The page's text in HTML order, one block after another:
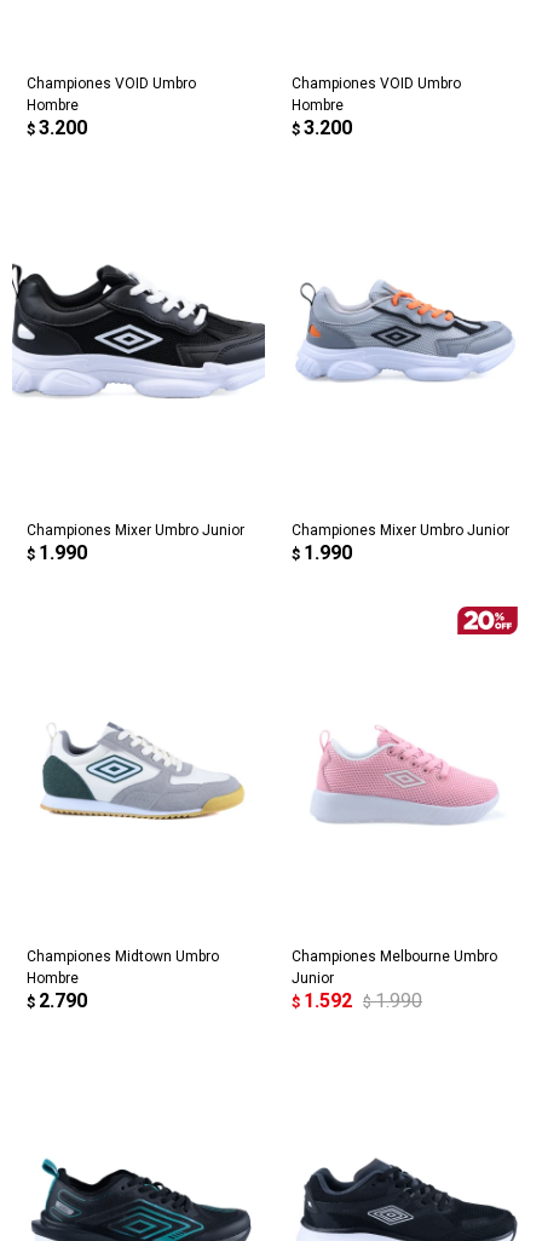
Championes VOID Umbro
Hombre
$ 3.200
Championes VOID Umbro
Hombre
$ 3.200
Championes Mixer Umbro Junior
$ 1.990
Championes Mixer Umbro Junior
$ 1.990
Championes Midtown Umbro
Hombre
$ 2.790
Championes Melbourne Umbro
Junior
$ 1.592 $ 1.990